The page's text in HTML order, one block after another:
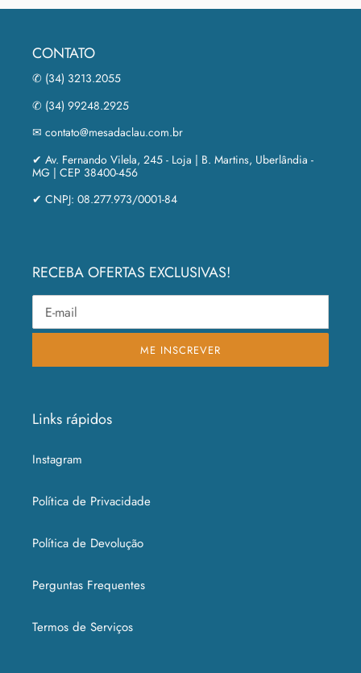
CONTATO
✆ (34) 3213.2055
✆ (34) 99248.2925
✉ contato@mesadaclau.com.br
✔ Av. Fernando Vilela, 245 - Loja | B. Martins, Uberlândia -
MG | CEP 38400-456
✔ CNPJ: 08.277.973/0001-84
RECEBA OFERTAS EXCLUSIVAS!
ME INSCREVER
Links rápidos
Instagram
Política de Privacidade
Política de Devolução
Perguntas Frequentes
Termos de Serviços